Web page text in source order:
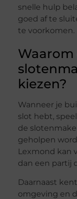
snelle hulp
goed af te
te voorkomen.
Waarom
kiezen?
Wanneer je
slot hebt,
de
geholpen
Lexmond kan
dan een partij
Daarnaast
omgeving en